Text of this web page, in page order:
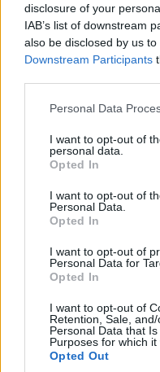
disclosure of your
IAB’s list of downstream
also be disclosed by us
Downstream Participants
Please note that this
not limited to your visit or
grant or deny consent to
use your data for below
consent section.
Personal Data
I want to opt-out of
personal data.
Opted In
I want to opt-out of
Personal Data.
Opted In
I want to opt-out of
Personal Data for
Opted In
I want to opt-out of
Retention, Sale,
Personal Data that
Purposes for which it
Opted Out
Írta: Marvel
superman: dawn of justice
Tyrese
JFlaherty|2016 június 30.